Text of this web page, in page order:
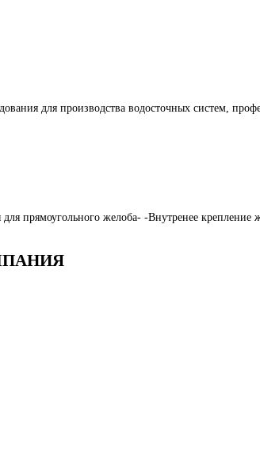
для производства водосточных систем,
прямоугольного желоба- -Внутренее